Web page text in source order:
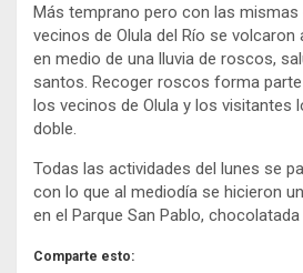
Más temprano pero con las mismas
vecinos de Olula del Río se volcaron
en medio de una lluvia de roscos,
santos. Recoger roscos forma
los vecinos de Olula y los visitantes
doble.
Todas las actividades del lunes se
con lo que al mediodía se hicieron
en el Parque San Pablo,
Comparte esto: